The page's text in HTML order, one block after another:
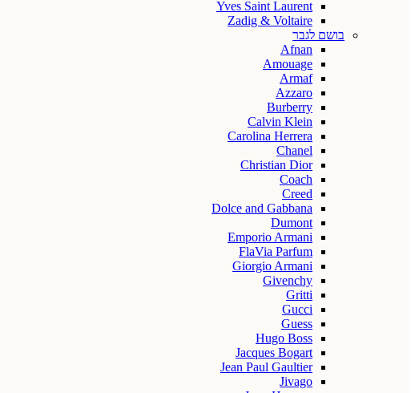
Yves Saint Laurent
Zadig & Voltaire
בושם לגבר
Afnan
Amouage
Armaf
Azzaro
Burberry
Calvin Klein
Carolina Herrera
Chanel
Christian Dior
Coach
Creed
Dolce and Gabbana
Dumont
Emporio Armani
FlaVia Parfum
Giorgio Armani
Givenchy
Gritti
Gucci
Guess
Hugo Boss
Jacques Bogart
Jean Paul Gaultier
Jivago